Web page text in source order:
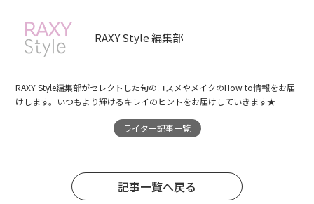
RAXY Style 編集部
RAXY Style編集部がセレクトした旬のコスメやメイクのHow to情報をお届
けします。いつもより輝けるキレイのヒントをお届けしていきます★
ライター記事一覧
記事一覧へ戻る